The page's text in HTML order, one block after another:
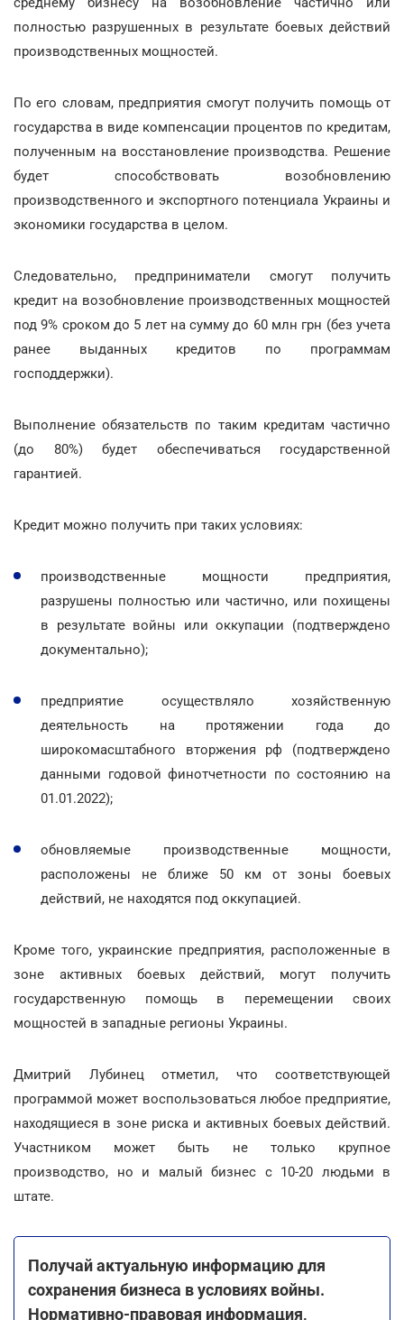
полностью разрушенных в результате боевых действий
производственных мощностей.
По его словам, предприятия смогут получить помощь от
государства в виде компенсации процентов по кредитам,
полученным на восстановление производства. Решение
будет способствовать возобновлению
производственного и экспортного потенциала Украины и
экономики государства в целом.
Следовательно, предприниматели смогут получить
кредит на возобновление производственных мощностей
под 9% сроком до 5 лет на сумму до 60 млн грн (без учета
ранее выданных кредитов по программам
господдержки).
Выполнение обязательств по таким кредитам частично
(до 80%) будет обеспечиваться государственной
гарантией.
Кредит можно получить при таких условиях:
производственные мощности предприятия,
разрушены полностью или частично, или похищены
в результате войны или оккупации (подтверждено
документально);
предприятие осуществляло хозяйственную
деятельность на протяжении года до
широкомасштабного вторжения рф (подтверждено
данными годовой финотчетности по состоянию на
01.01.2022);
обновляемые производственные мощности,
расположены не ближе 50 км от зоны боевых
действий, не находятся под оккупацией.
Кроме того, украинские предприятия, расположенные в
зоне активных боевых действий, могут получить
государственную помощь в перемещении своих
мощностей в западные регионы Украины.
Дмитрий Лубинец отметил, что соответствующей
программой может воспользоваться любое предприятие,
находящиеся в зоне риска и активных боевых действий.
Участником может быть не только крупное
производство, но и малый бизнес с 10-20 людьми в
штате.
Получай актуальную информацию для
сохранения бизнеса в условиях войны.
Нормативно-правовая информация,